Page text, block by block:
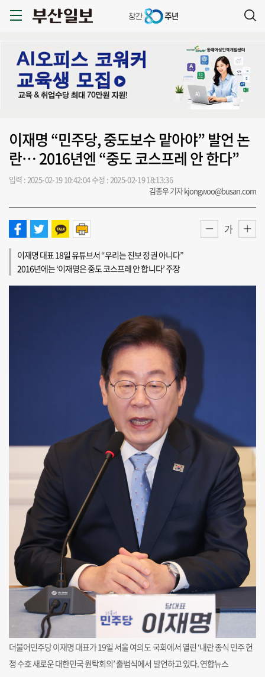
이재명 “민주당, 중도보수 맡아야” 발언 논
란… 2016년엔 “중도 코스프레 안 한다”
입력 : 2025-02-19 10:42:04수정 : 2025-02-19 18:13:36
김종우 기자 kjongwoo@busan.com
가
이재명 대표 18일 유튜브서 “우리는 진보 정권 아니다”
2016년에는 ‘이재명은 중도 코스프레 안 합니다’ 주장
더불어민주당 이재명 대표가 19일 서울 여의도 국회에서 열린 ‘내란 종식 민주 헌
정 수호 새로운 대한민국 원탁회의’ 출범식에서 발언하고 있다. 연합뉴스